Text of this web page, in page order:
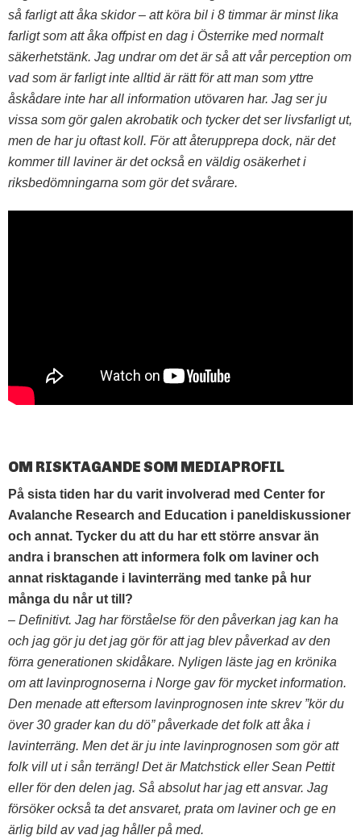
så farligt att åka skidor – att köra bil i 8 timmar är minst lika
farligt som att åka offpist en dag i Österrike med normalt
säkerhetstänk. Jag undrar om det är så att vår perception om
vad som är farligt inte alltid är rätt för att man som yttre
åskådare inte har all information utövaren har. Jag ser ju
vissa som gör galen akrobatik och tycker det ser livsfarligt ut,
men de har ju oftast koll. För att återupprepa dock, när det
kommer till laviner är det också en väldig osäkerhet i
riksbedömningarna som gör det svårare.
OM RISKTAGANDE SOM MEDIAPROFIL
På sista tiden har du varit involverad med Center for
Avalanche Research and Education i paneldiskussioner
och annat. Tycker du att du har ett större ansvar än
andra i branschen att informera folk om laviner och
annat risktagande i lavinterräng med tanke på hur
många du når ut till?
– Definitivt. Jag har förståelse för den påverkan jag kan ha
och jag gör ju det jag gör för att jag blev påverkad av den
förra generationen skidåkare. Nyligen läste jag en krönika
om att lavinprognoserna i Norge gav för mycket information.
Den menade att eftersom lavinprognosen inte skrev ”kör du
över 30 grader kan du dö” påverkade det folk att åka i
lavinterräng. Men det är ju inte lavinprognosen som gör att
folk vill ut i sån terräng! Det är Matchstick eller Sean Pettit
eller för den delen jag. Så absolut har jag ett ansvar. Jag
försöker också ta det ansvaret, prata om laviner och ge en
ärlig bild av vad jag håller på med.